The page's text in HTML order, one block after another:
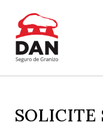
SOLICITE